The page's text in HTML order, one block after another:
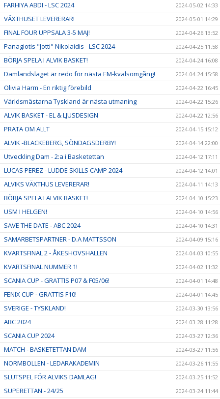
FARHIYA ABDI - LSC 2024 2024-05-02 14:33
VÄXTHUSET LEVERERAR! 2024-05-01 14:29
FINAL FOUR UPPSALA 3-5 MAJ! 2024-04-26 13:52
Panagiotis "Jotti" Nikolaidis - LSC 2024 2024-04-25 11:58
BÖRJA SPELA I ALVIK BASKET! 2024-04-24 16:08
Damlandslaget är redo för nästa EM-kvalsomgång! 2024-04-24 15:58
Olivia Harm - En riktig förebild 2024-04-22 16:45
Världsmästarna Tyskland är nästa utmaning 2024-04-22 15:26
ALVIK BASKET - EL & LJUSDESIGN 2024-04-22 12:56
PRATA OM ALLT 2024-04-15 15:12
ALVIK -BLACKEBERG, SÖNDAGSDERBY! 2024-04-14 22:00
Utveckling Dam - 2:a i Basketettan 2024-04-12 17:11
LUCAS PEREZ - LUDDE SKILLS CAMP 2024 2024-04-12 14:01
ALVIKS VÄXTHUS LEVERERAR! 2024-04-11 14:13
BÖRJA SPELA I ALVIK BASKET! 2024-04-10 15:23
USM I HELGEN! 2024-04-10 14:56
SAVE THE DATE - ABC 2024 2024-04-10 14:31
SAMARBETSPARTNER - D.A MATTSSON 2024-04-09 15:16
KVARTSFINAL 2 - ÅKESHOVSHALLEN 2024-04-03 10:55
KVARTSFINAL NUMMER 1! 2024-04-02 11:32
SCANIA CUP - GRATTIS P07 & F05/06! 2024-04-01 14:48
FENIX CUP - GRATTIS F10! 2024-04-01 14:45
SVERIGE - TYSKLAND! 2024-03-30 13:56
ABC 2024 2024-03-28 11:28
SCANIA CUP 2024 2024-03-27 12:36
MATCH - BASKETETTAN DAM 2024-03-27 11:56
NORMBOLLEN - LEDARAKADEMIN 2024-03-26 11:55
SLUTSPEL FÖR ALVIKS DAMLAG! 2024-03-25 11:52
SUPERETTAN - 24/25 2024-03-24 11:44